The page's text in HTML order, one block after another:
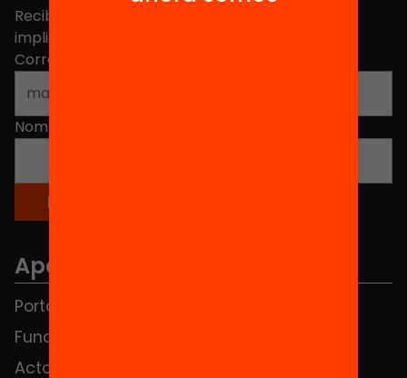
Recibe contenidos, iniciativas y proyectos para
implicarte.
Correo electrónico
Nombre
Apartados
Portada
Fundación
Actos